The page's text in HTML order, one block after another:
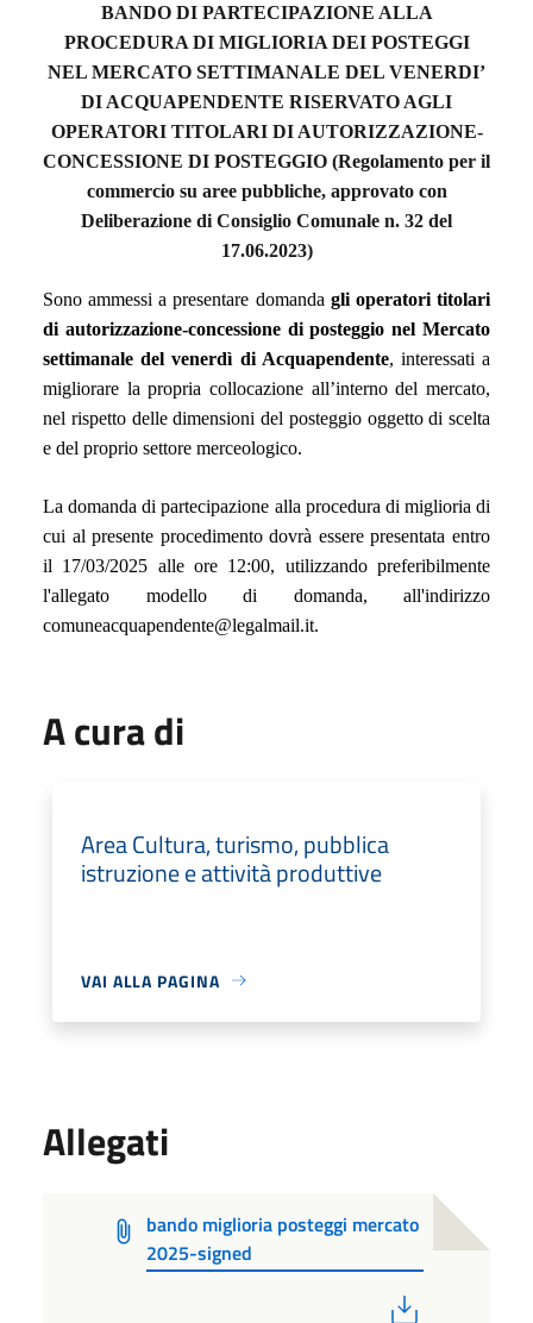
BANDO DI PARTECIPAZIONE ALLA
PROCEDURA DI MIGLIORIA DEI POSTEGGI
NEL MERCATO SETTIMANALE DEL VENERDI’
DI ACQUAPENDENTE RISERVATO AGLI
OPERATORI TITOLARI DI AUTORIZZAZIONE-
CONCESSIONE DI POSTEGGIO (Regolamento per il
commercio su aree pubbliche, approvato con
Deliberazione di Consiglio Comunale n. 32 del
17.06.2023)
Sono ammessi a presentare domanda gli operatori titolari
di autorizzazione-concessione di posteggio nel Mercato
settimanale del venerdì di Acquapendente, interessati a
migliorare la propria collocazione all’interno del mercato,
nel rispetto delle dimensioni del posteggio oggetto di scelta
e del proprio settore merceologico.
La domanda di partecipazione alla procedura di miglioria di
cui al presente procedimento dovrà essere presentata entro
il 17/03/2025 alle ore 12:00, utilizzando preferibilmente
l'allegato modello di domanda, all'indirizzo
comuneacquapendente@legalmail.it.
A cura di
Area Cultura, turismo, pubblica
istruzione e attività produttive
VAI ALLA PAGINA
Allegati
bando miglioria posteggi mercato
2025-signed